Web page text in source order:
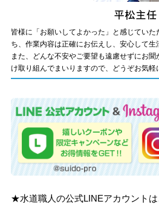
皆様に「お願いしてよかった」と感じてい
ち、作業内容は正確にお伝えし、安心して生
また、どんな不安やご要望も遠慮せずにお
け取り組んでまいりますので、どうぞお気軽
★水道職人の公式LINEアカウントは